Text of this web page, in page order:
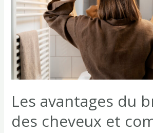
cou
et
autres
Les avantages du
des cheveux et